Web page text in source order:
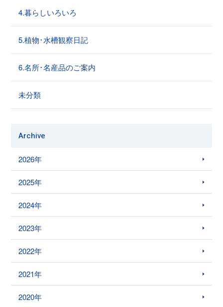
4.暮らしいろいろ
5.植物･水槽観察日記
6.名所･名産品のご案内
未分類
Archive
2026年
2025年
2024年
2023年
2022年
2021年
2020年